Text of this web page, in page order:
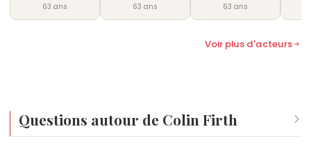
63 ans
63 ans
63 ans
Voir plus d'acteurs
Questions autour de Colin Firth